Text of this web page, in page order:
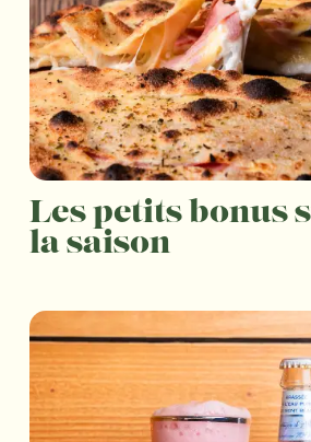
Les petits bonus
la saison